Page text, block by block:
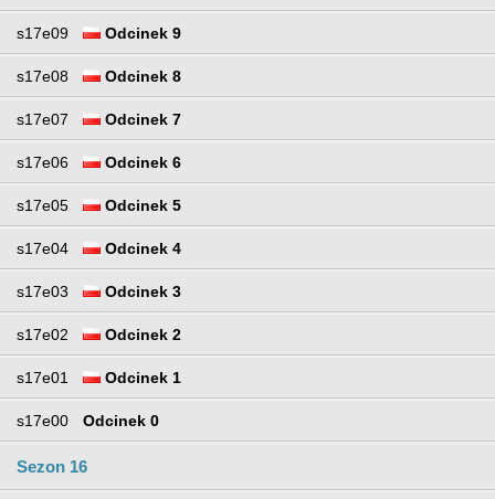
s17e09 Odcinek 9
s17e08 Odcinek 8
s17e07 Odcinek 7
s17e06 Odcinek 6
s17e05 Odcinek 5
s17e04 Odcinek 4
s17e03 Odcinek 3
s17e02 Odcinek 2
s17e01 Odcinek 1
s17e00 Odcinek 0
Sezon 16